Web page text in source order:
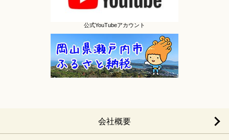
公式YouTubeアカウント
会社概要